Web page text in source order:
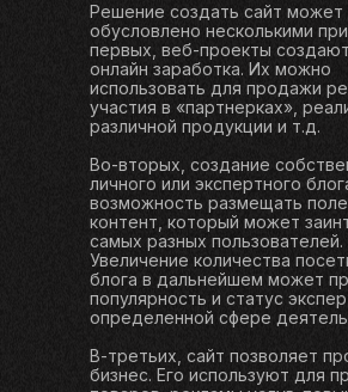
Решение создать сайт может
обусловлено несколькими
первых, веб-проекты
онлайн заработка. Их можно
использовать для продажи
участия в «партнерках»,
различной продукции и т.д.
Во-вторых, создание
личного или экспертного
возможность размещать
контент, который может
самых разных пользователей.
Увеличение количества
блога в дальнейшем может
популярность и статус
определенной сфере
В-третьих, сайт позволяет
бизнес. Его используют для